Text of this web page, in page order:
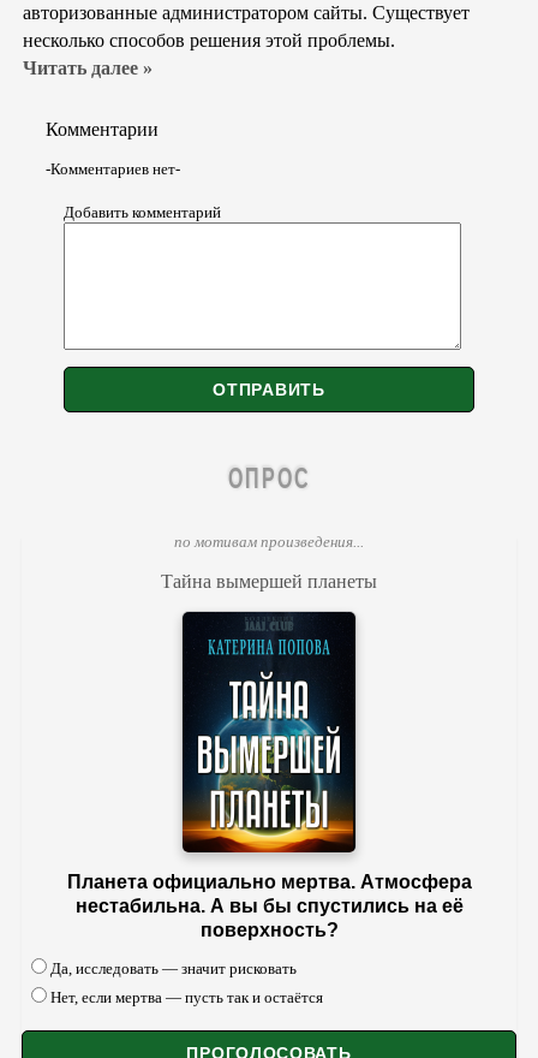
авторизованные администратором сайты. Существует
несколько способов решения этой проблемы.
Читать далее »
Комментарии
-Комментариев нет-
Добавить комментарий
ОПРОС
по мотивам произведения...
Тайна вымершей планеты
Планета официально мертва. Атмосфера
нестабильна. А вы бы спустились на её
поверхность?
Да, исследовать — значит рисковать
Нет, если мертва — пусть так и остаётся